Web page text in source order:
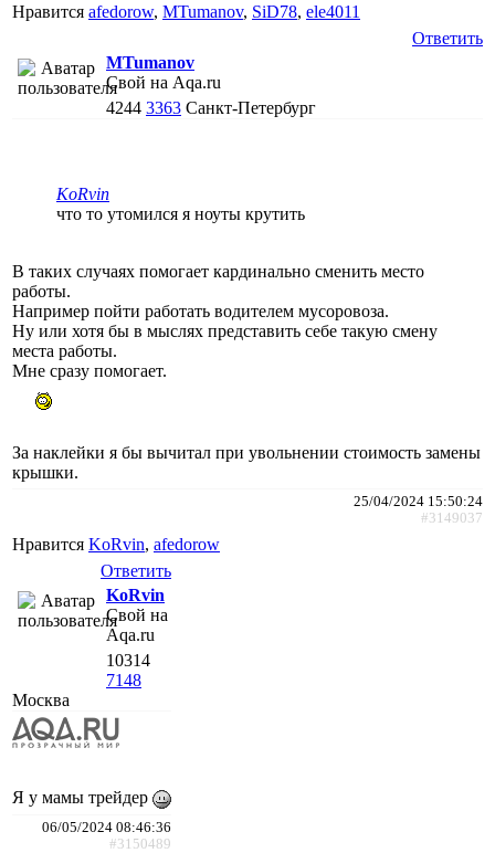
Нравится afedorow, MTumanov, SiD78, ele4011
Ответить
MTumanov
Свой на Aqa.ru
4244 3363 Санкт-Петербург
KoRvin
что то утомился я ноуты крутить
В таких случаях помогает кардинально сменить место
работы.
Например пойти работать водителем мусоровоза.
Ну или хотя бы в мыслях представить себе такую смену
места работы.
Мне сразу помогает.
За наклейки я бы вычитал при увольнении стоимость замены
крышки.
25/04/2024 15:50:24
#3149037
Нравится KoRvin, afedorow
Ответить
KoRvin
Свой на
Aqa.ru
10314
7148
Москва
Я у мамы трейдер
06/05/2024 08:46:36
#3150489